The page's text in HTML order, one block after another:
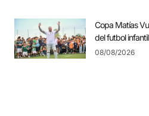
Copa Matías
del futbol infantil
08/08/2026